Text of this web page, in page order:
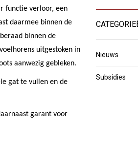
functie verloor, een
daarmee binnen de
binnen de
uitgestoken in
aanwezig gebleken.
gat te vullen en de
garant voor
Nieuws
Subsidies